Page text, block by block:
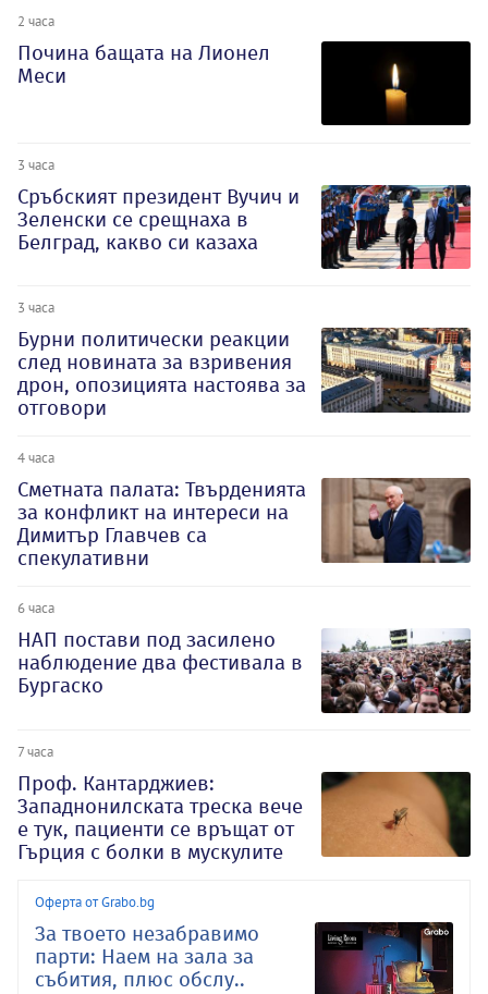
2 часа
Почина бащата на Лионел
Меси
3 часа
Сръбският президент Вучич и
Зеленски се срещнаха в
Белград, какво си казаха
3 часа
Бурни политически реакции
след новината за взривения
дрон, опозицията настоява за
отговори
4 часа
Сметната палата: Твърденията
за конфликт на интереси на
Димитър Главчев са
спекулативни
6 часа
НАП постави под засилено
наблюдение два фестивала в
Бургаско
7 часа
Проф. Кантарджиев:
Западнонилската треска вече
е тук, пациенти се връщат от
Гърция с болки в мускулите
Оферта от Grabo.bg
За твоето незабравимо
парти: Наем на зала за
събития, плюс обслу..